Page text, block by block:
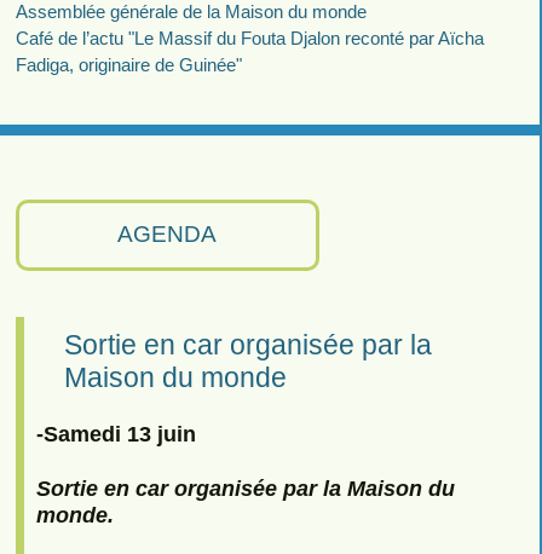
AGENDA
Sortie en car organisée par la
Maison du monde
-Samedi 13 juin
Sortie en car organisée par la Maison du
monde.
Assemblée générale de la Maison du monde
Café de l’actu "Le Massif du Fouta Djalon reconté par Aïcha
Fadiga, originaire de Guinée"